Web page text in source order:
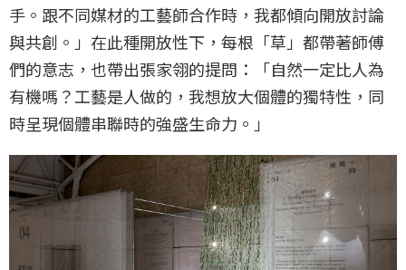
手。跟不同媒材的工藝師合作時，我都傾向開放討論
與共創。」在此種開放性下，每根「草」都帶著師傅
們的意志，也帶出張家翎的提問：「自然一定比人為
有機嗎？工藝是人做的，我想放大個體的獨特性，同
時呈現個體串聯時的強盛生命力。」